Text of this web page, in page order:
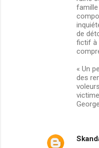
de
fictif à
« Un
des